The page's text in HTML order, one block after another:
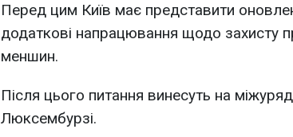
Перед цим Київ має представити
додаткові напрацювання щодо захисту
меншин.
Після цього питання винесуть на
Люксембурзі.